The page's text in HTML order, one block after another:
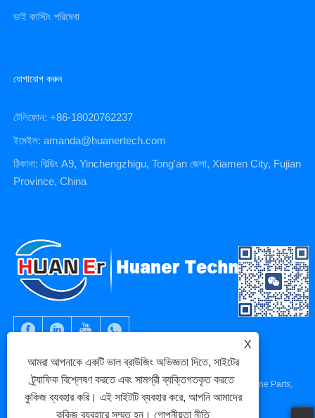
ডাই কাস্টিং পরিষেবা
যোগাযোগ করুন
টেলিফোন: +86-18020762237
ইমেইল: amanda@huanertech.com
ঠিকানা: বিল্ডিং A9, Yinchengzhigu, Tong'an জেলা, Xiamen City, Fujian
Province, China
কপিরাইট © 2023 Xiamen Huaner Technology Co., Ltd - CNC Machine Parts,
CNC Machining Parts, Die Casting Parts - সর্বস্বত্ব সংরক্ষিত৷
X
আমরা আপনাকে একটি ভাল ব্রাউজিং অভিজ্ঞতা দিতে, সাইটের
ট্র্যাফিক বিশ্লেষণ করতে এবং সামগ্রী ব্যক্তিগতকৃত করতে
কুকিজ ব্যবহার করি। এই সাইটটি ব্যবহার করে, আপনি আমাদের
কুকিজ ব্যবহারে সম্মত হন।গোপনীয়তা নীতি